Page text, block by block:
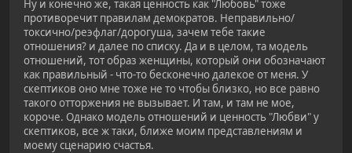
Ну и конечно же, такая ценность как "Любовь" тоже
противоречит правилам демократов. Неправильно/
токсично/реэфлаг/дорогуша, зачем тебе такие
отношения? и далее по списку. Да и в целом, та модель
отношений, тот образ женщины, который они обозначают
как правильный - что-то бесконечно далекое от меня. У
скептиков оно мне тоже не то чтобы близко, но все равно
такого отторжения не вызывает. И там, и там не мое,
короче. Однако модель отношений и ценность "Любви" у
скептиков, все ж таки, ближе моим представлениям и
моему сценарию счастья.